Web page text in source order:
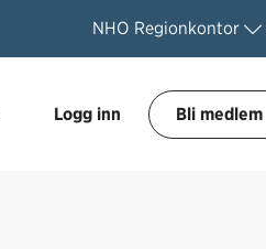
NHO Regionkontor
Logg inn Bli medlem